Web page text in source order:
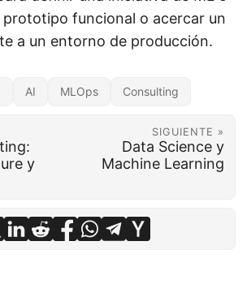
funcional o acercar un
a un entorno de producción.
AI MLOps Consulting
y
SIGUIENTE »
Data Science y
Machine Learning